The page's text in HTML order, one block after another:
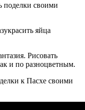
поделки своими
яйца
Рисовать
и по разноцветным.
к Пасхе своими